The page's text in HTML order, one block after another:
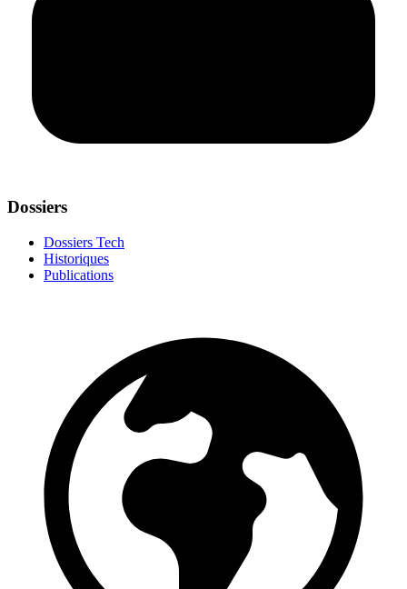
Dossiers
Dossiers Tech
Historiques
Publications